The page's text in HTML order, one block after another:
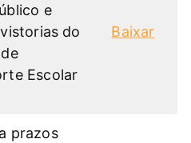
e
do
Escolar
Baixar
prazos